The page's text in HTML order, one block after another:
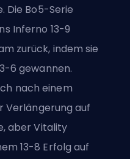
Die Bo5-Serie
Inferno 13-9
zurück, indem sie
6 gewannen.
nach einem
Verlängerung auf
aber Vitality
13-8 Erfolg auf